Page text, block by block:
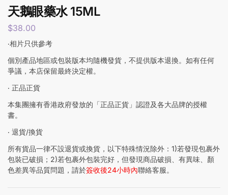
天鵝眼藥水 15ML
$38.00
‧相片只供參考
個別產品地區或包裝版本均隨機發貨，不提供版本退換。如有任何
爭議，本店保留最終決定權。
‧ 正品正貨
本集團擁有香港政府發放的「正品正貨」認證及各大品牌的授權
書。
‧ 退貨/換貨
所有貨品一律不設退貨或換貨，以下特殊情況除外：1)若發現包裹外
包裝已破損；2)若包裹外包裝完好，但發現商品破損、有異味、顏
色差異等品質問題，請於簽收後24小時內聯絡客服。